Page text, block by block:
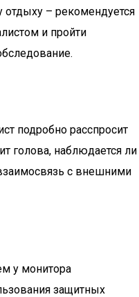
– рекомендуется
и пройти
подробно расспросит
голова, наблюдается ли
с внешними
у монитора
защитных